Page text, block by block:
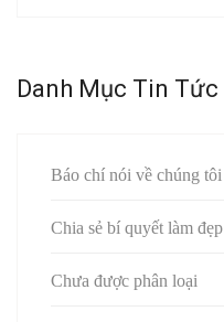
Danh Mục Tin Tức
Báo chí nói về chúng tôi
Chia sẻ bí quyết làm đẹp
Chưa được phân loại